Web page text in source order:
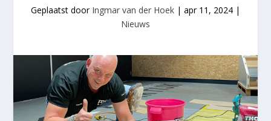
Geplaatst door Ingmar van der Hoek | apr 11, 2024 |
Nieuws